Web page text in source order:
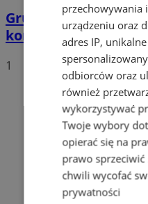
Grupa
kompletnie
1
przechowywania
urządzeniu oraz
adres IP,
odbiorców oraz
również
wykorzystywać
Twoje wybory
opierać się na
prawo
chwili wycofać
prywatności